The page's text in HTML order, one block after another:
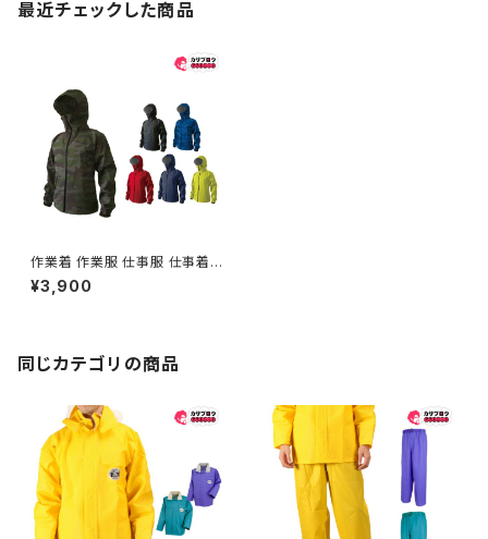
最近チェックした商品
作業着 作業服 仕事服 仕事着
ワークウェア カジメイク 防水ジ
ャケット 7570ストレッチシール
¥3,900
同じカテゴリの商品